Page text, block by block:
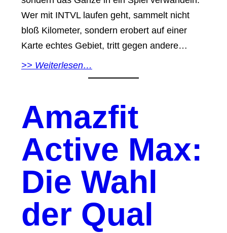
Wer mit INTVL laufen geht, sammelt nicht
bloß Kilometer, sondern erobert auf einer
Karte echtes Gebiet, tritt gegen andere…
>> Weiterlesen…
Amazfit
Active Max:
Die Wahl
der Qual